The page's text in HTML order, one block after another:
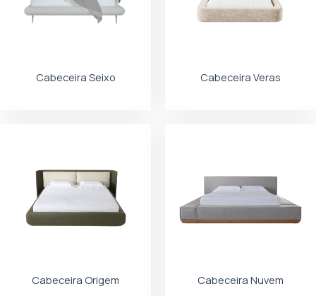
Cabeceira Seixo Cabeceira Veras
Cabeceira Origem Cabeceira Nuvem